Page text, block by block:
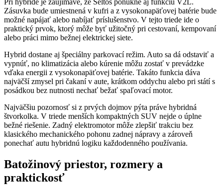
Pri hybride je zaujímavé, že Seltos ponúkne aj funkciu V2L.
Zásuvka bude umiestnená v kufri a z vysokonapäťovej batérie bude
možné napájať alebo nabíjať príslušenstvo. V tejto triede ide o
praktický prvok, ktorý môže byť užitočný pri cestovaní, kempovaní
alebo práci mimo bežnej elektrickej siete.
Hybrid dostane aj špeciálny parkovací režim. Auto sa dá odstaviť a
vypnúť, no klimatizácia alebo kúrenie môžu zostať v prevádzke
vďaka energii z vysokonapäťovej batérie. Takáto funkcia dáva
najväčší zmysel pri čakaní v aute, krátkom oddychu alebo pri státí s
posádkou bez nutnosti nechať bežať spaľovací motor.
Najväčšiu pozornosť si z prvých dojmov pýta práve hybridná
štvorkolka. V triede menších kompaktných SUV nejde o úplne
bežné riešenie. Zadný elektromotor môže zlepšiť trakciu bez
klasického mechanického pohonu zadnej nápravy a zároveň
ponechať autu hybridnú logiku každodenného používania.
Batožinový priestor, rozmery a
praktickosť